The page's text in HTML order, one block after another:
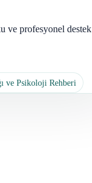
ve profesyonel destek
ve Psikoloji Rehberi